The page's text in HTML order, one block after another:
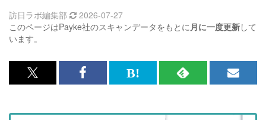
り
る
このページはPayke社のスキャンデータをもとに月に一度更新して
います。
訪日ラボ編集部 2026-07-27
x<br>
Facebook<br>
は
RSS
メ